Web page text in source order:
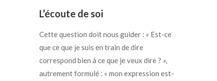
L’écoute de soi
Cette question doit nous guider : « Est-ce
que ce que je suis en train de dire
correspond bien à ce que je veux dire ? »,
autrement formulé : « mon expression est-